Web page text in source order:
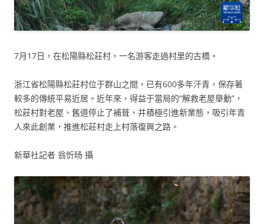
7月17日，在松陽縣松莊村，一名游客走過村里的古橋。
浙江省松陽縣松莊村位于群山之間，已有600多年汗青，保存著
較多的傳統平易近居。近年來，得益于當局的“解救老屋舉動”，
松莊村對老屋、舊道停止了補葺，并積極引進新業態，吸引年青
人來此創業，推進松莊村走上村落復興之路。
新華社記者 翁忻旸 攝